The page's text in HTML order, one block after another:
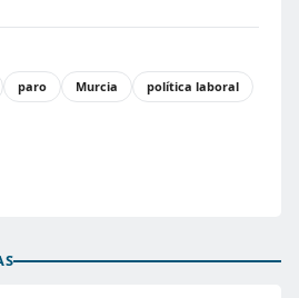
paro Murcia política laboral